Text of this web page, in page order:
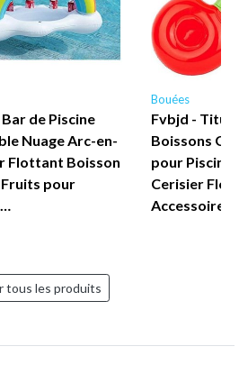
de Piscine
Nuage Arc-en-
Flottant Boisson
Fruits pour
Bouées
Fvbjd -
Boissons
pour
Cerisier
tous les produits